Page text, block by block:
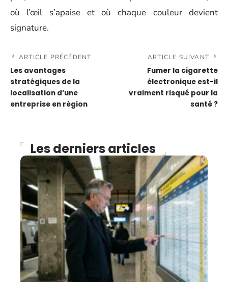
où l’œil s’apaise et où chaque couleur devient
signature.
ARTICLE PRÉCÉDENT
Les avantages
stratégiques de la
localisation d’une
entreprise en région
ARTICLE SUIVANT
Fumer la cigarette
électronique est-il
vraiment risqué pour la
santé ?
Les derniers articles